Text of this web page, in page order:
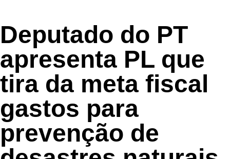
Deputado do PT
apresenta PL que
tira da meta fiscal
gastos para
prevenção de